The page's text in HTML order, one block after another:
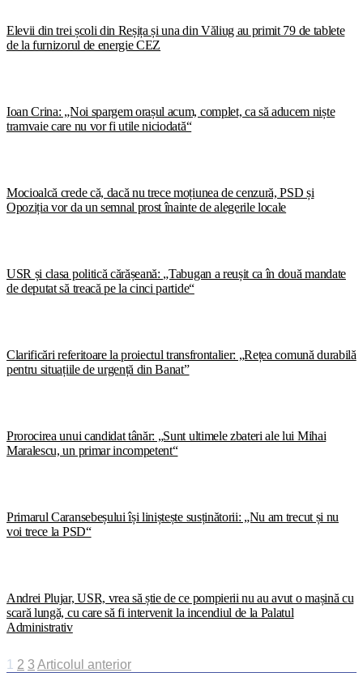
Elevii din trei școli din Reșița și una din Văliug au primit 79 de tablete
de la furnizorul de energie CEZ
Ioan Crina: „Noi spargem orașul acum, complet, ca să aducem niște
tramvaie care nu vor fi utile niciodată“
Mocioalcă crede că, dacă nu trece moțiunea de cenzură, PSD și
Opoziția vor da un semnal prost înainte de alegerile locale
USR și clasa politică cărășeană: „Tabugan a reușit ca în două mandate
de deputat să treacă pe la cinci partide“
Clarificări referitoare la proiectul transfrontalier: „Rețea comună durabilă
pentru situațiile de urgență din Banat”
Prorocirea unui candidat tânăr: „Sunt ultimele zbateri ale lui Mihai
Maralescu, un primar incompetent“
Primarul Caransebeșului își liniștește susținătorii: „Nu am trecut și nu
voi trece la PSD“
Andrei Plujar, USR, vrea să știe de ce pompierii nu au avut o mașină cu
scară lungă, cu care să fi intervenit la incendiul de la Palatul
Administrativ
1 2 3 Articolul anterior